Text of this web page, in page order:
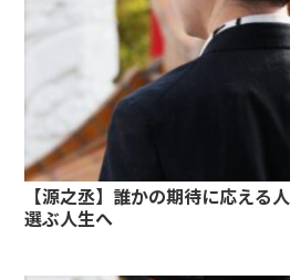
【源之丞】誰かの期待に応える
選ぶ人生へ